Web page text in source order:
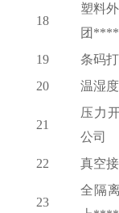
18
塑料
团****
19
条码
20
温湿
21
压力
公司
22
真空
23
全隔